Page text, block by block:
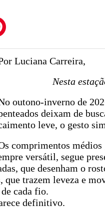
Luciana Carreira,
Nesta
outono-inverno de
deixam de
leve, o gesto
comprimentos médios
versátil, segue
que desenham o
que trazem leveza e
cada fio.
definitivo.